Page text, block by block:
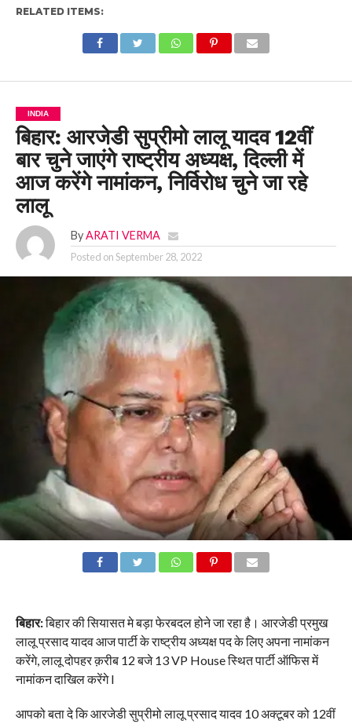
RELATED ITEMS:
INDIA
बिहार: आरजेडी सुप्रीमो लालू यादव 12वीं
बार चुने जाएंगे राष्ट्रीय अध्यक्ष, दिल्ली में
आज करेंगे नामांकन, निर्विरोध चुने जा रहे
लालू
By ARATI VERMA
Posted onSeptember 28, 2022
बिहार:बिहार की सियासत मे बड़ा फेरबदल होने जा रहा है। आरजेडी प्रमुख
लालू प्रसाद यादव आज पार्टी के राष्ट्रीय अध्यक्ष पद के लिए अपना नामांकन
करेंगे, लालू दोपहर क़रीब 12 बजे 13 VP House स्थित पार्टी ऑफिस में
नामांकन दाखिल करेंगे l
आपको बता दे कि आरजेडी सुप्रीमो लालू प्रसाद यादव 10 अक्टूबर को 12वीं